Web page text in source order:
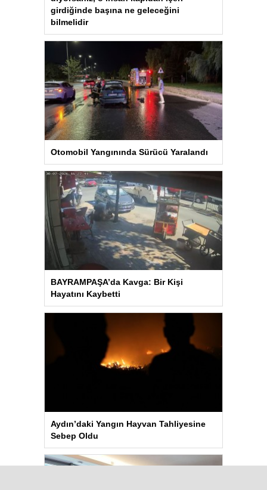
girdiğinde başına ne geleceğini
bilmelidir
Otomobil Yangınında Sürücü Yaralandı
BAYRAMPAŞA’da Kavga: Bir Kişi
Hayatını Kaybetti
Aydın’daki Yangın Hayvan Tahliyesine
Sebep Oldu